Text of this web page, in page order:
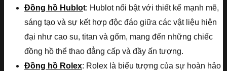
Đồng hồ Hublot: Hublot nổi bật với thiết kế mạnh mẽ,
sáng tạo và sự kết hợp độc đáo giữa các vật liệu hiện
đại như cao su, titan và gốm, mang đến những chiếc
đồng hồ thể thao đẳng cấp và đầy ấn tượng.
Đồng hồ Rolex: Rolex là biểu tượng của sự hoàn hảo